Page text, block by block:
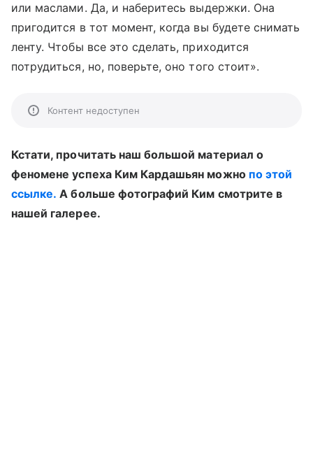
или маслами. Да, и наберитесь выдержки. Она
пригодится в тот момент, когда вы будете снимать
ленту. Чтобы все это сделать, приходится
потрудиться, но, поверьте, оно того стоит».
Контент недоступен
Кстати, прочитать наш большой материал о
феномене успеха Ким Кардашьян можно по этой
ссылке. А больше фотографий Ким смотрите в
нашей галерее.